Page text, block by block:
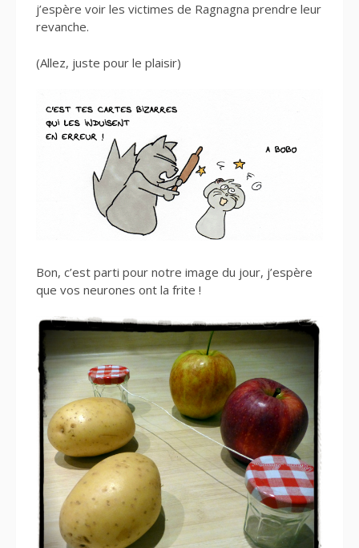
j’espère voir les victimes de Ragnagna prendre leur
revanche.
(Allez, juste pour le plaisir)
Bon, c’est parti pour notre image du jour, j’espère
que vos neurones ont la frite !